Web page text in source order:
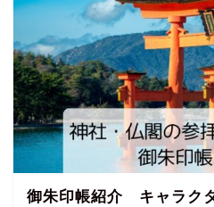
御朱印帳紹介 キャラク